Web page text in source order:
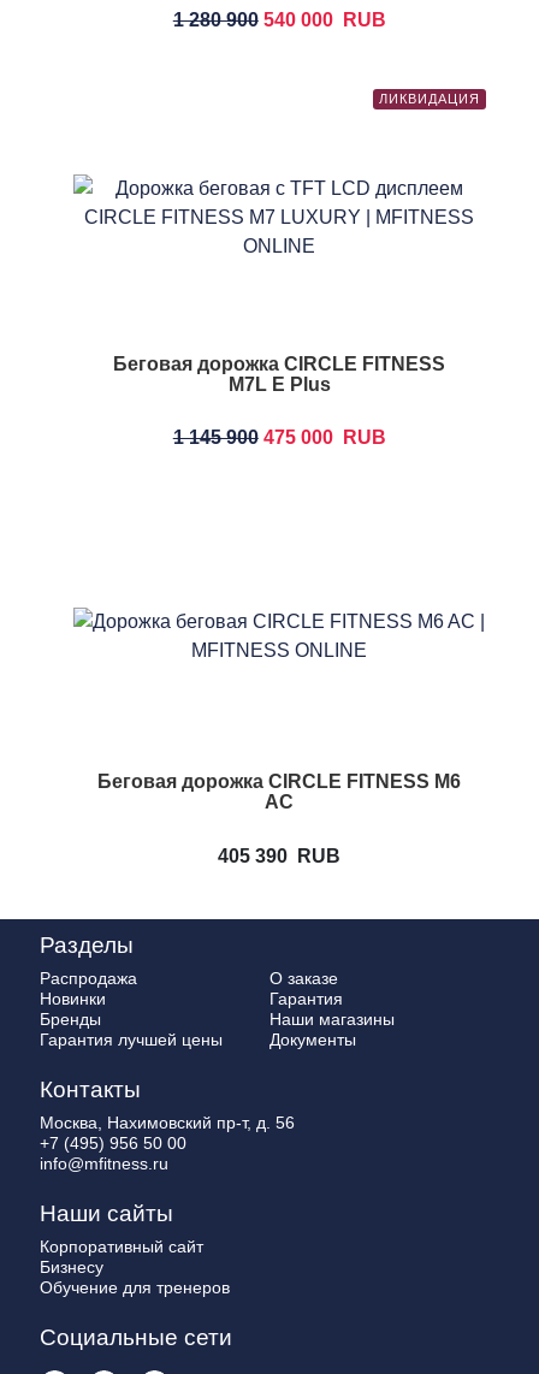
1 280 900 540 000 RUB
ЛИКВИДАЦИЯ
Беговая дорожка CIRCLE FITNESS
M7L E Plus
1 145 900 475 000 RUB
Беговая дорожка CIRCLE FITNESS M6
AC
405 390 RUB
Разделы
Распродажа
Новинки
Бренды
Гарантия лучшей цены
О заказе
Гарантия
Наши магазины
Документы
Контакты
Москва, Нахимовский пр-т, д. 56
+7 (495) 956 50 00
info@mfitness.ru
Наши сайты
Корпоративный сайт
Бизнесу
Обучение для тренеров
Социальные сети